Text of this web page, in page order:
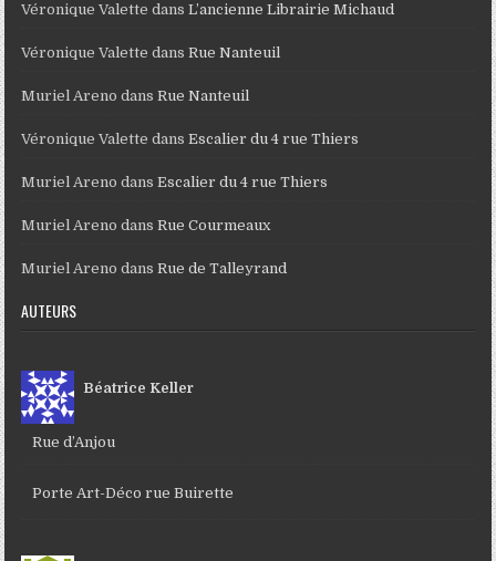
Véronique Valette dansL’ancienne Librairie Michaud
Véronique Valette dansRue Nanteuil
Muriel Areno dansRue Nanteuil
Véronique Valette dansEscalier du 4 rue Thiers
Muriel Areno dansEscalier du 4 rue Thiers
Muriel Areno dansRue Courmeaux
Muriel Areno dansRue de Talleyrand
AUTEURS
Béatrice Keller
Rue d’Anjou
Porte Art-Déco rue Buirette